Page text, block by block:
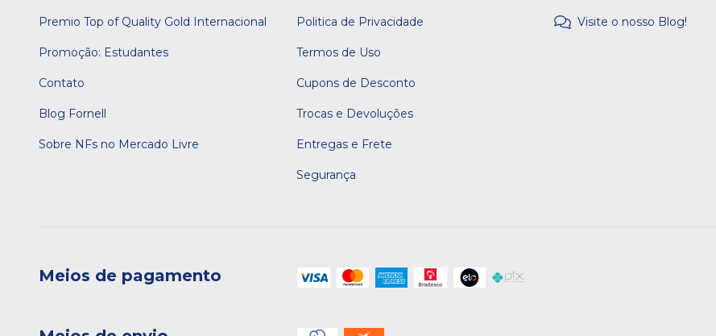
Premio Top of Quality Gold Internacional
Promoção: Estudantes
Contato
Blog Fornell
Sobre NFs no Mercado Livre
Politica de Privacidade
Termos de Uso
Cupons de Desconto
Trocas e Devoluções
Entregas e Frete
Segurança
Visite o nosso Blog!
Meios de pagamento